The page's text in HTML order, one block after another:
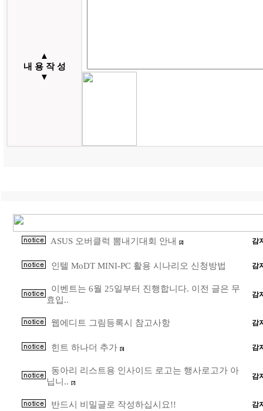
▲
내 용 작 성
▼
ASUS 오버클럭 뽐내기대회 안내 [2] 감
인텔 MoDT MINI-PC 활용 시나리오 신청방법 감
이벤트는 6월 25일부터 진행합니다. 이전 글은 무
효입..
감
웹에디트 그림등록시 참고사항 감
힌트 하나더 추가 [5] 감
동아리 리스트용 인사이드 로고는 행사로고가 아
닙니..
[7]
감
반드시 비밀글로 작성하십시요!! 감